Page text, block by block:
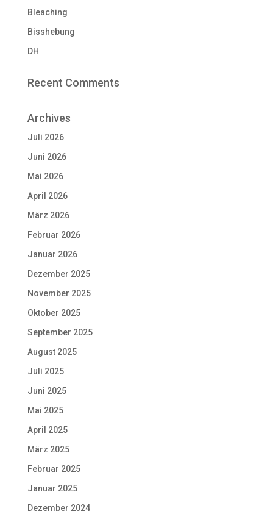
Bleaching
Bisshebung
DH
Recent Comments
Archives
Juli 2026
Juni 2026
Mai 2026
April 2026
März 2026
Februar 2026
Januar 2026
Dezember 2025
November 2025
Oktober 2025
September 2025
August 2025
Juli 2025
Juni 2025
Mai 2025
April 2025
März 2025
Februar 2025
Januar 2025
Dezember 2024